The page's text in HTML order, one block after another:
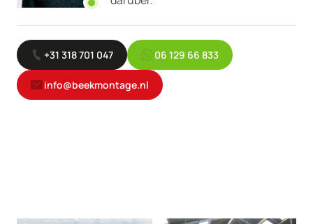
+31 318 701 047 06 129 66 833
info@beekmontage.nl